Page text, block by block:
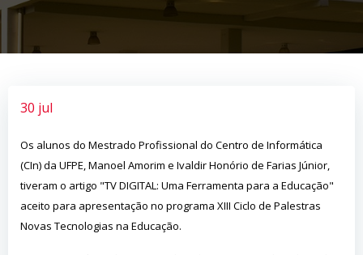
30 jul
Os alunos do Mestrado Profissional do Centro de Informática
(CIn) da UFPE, Manoel Amorim e Ivaldir Honório de Farias Júnior,
tiveram o artigo "TV DIGITAL: Uma Ferramenta para a Educação"
aceito para apresentação no programa XIII Ciclo de Palestras
Novas Tecnologias na Educação.